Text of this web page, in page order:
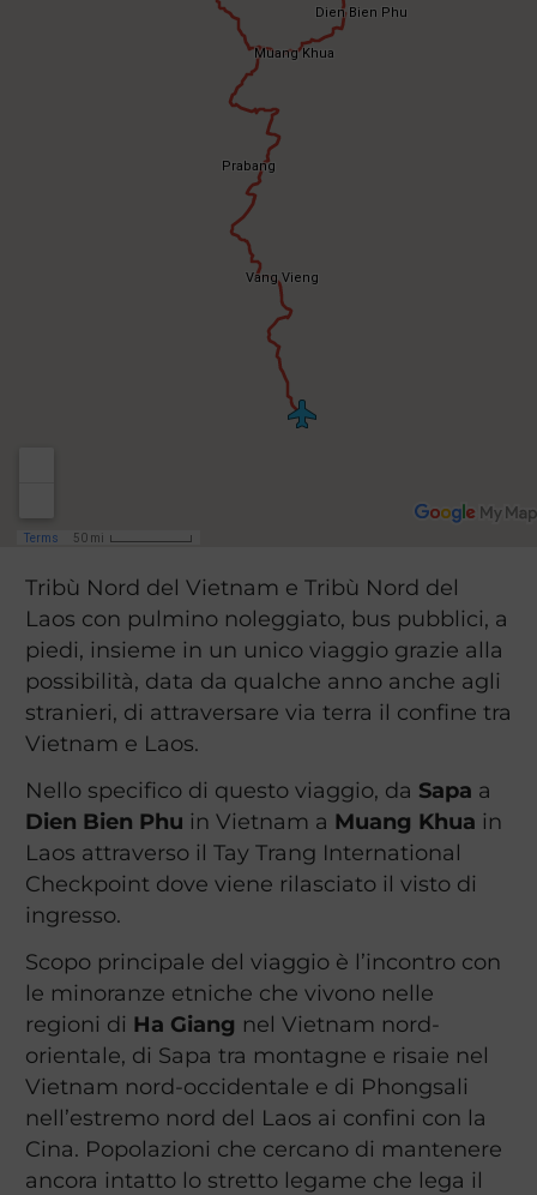
Tribù Nord del Vietnam e Tribù Nord del
Laos con pulmino noleggiato, bus pubblici, a
piedi, insieme in un unico viaggio grazie alla
possibilità, data da qualche anno anche agli
stranieri, di attraversare via terra il confine tra
Vietnam e Laos.
Nello specifico di questo viaggio, da Sapa a
Dien Bien Phu in Vietnam a Muang Khua in
Laos attraverso il Tay Trang International
Checkpoint dove viene rilasciato il visto di
ingresso.
Scopo principale del viaggio è l’incontro con
le minoranze etniche che vivono nelle
regioni di Ha Giang nel Vietnam nord-
orientale, di Sapa tra montagne e risaie nel
Vietnam nord-occidentale e di Phongsali
nell’estremo nord del Laos ai confini con la
Cina. Popolazioni che cercano di mantenere
ancora intatto lo stretto legame che lega il